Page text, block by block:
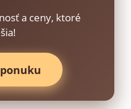
a ceny, ktoré